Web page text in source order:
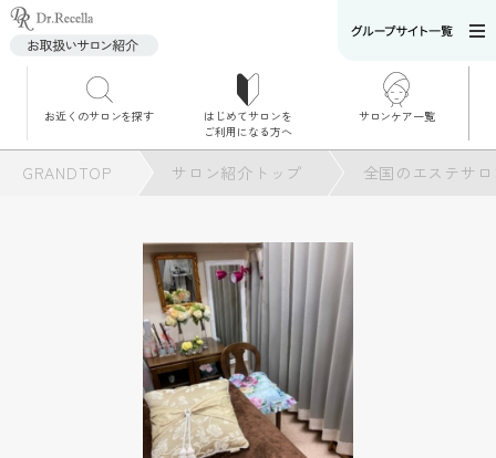
お近くのサロンを探す
はじめてサロンを
ご利用になる方へ
サロンケア一覧
ュー
施術別で探す
お悩み別で探す
角質ケア｜ポレーシ
GRANDTOP サロン紹介トップ 全国のエステサ